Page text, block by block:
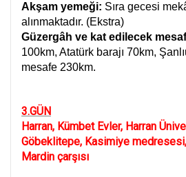
Akşam yemeği: Sıra gecesi
alınmaktadır. (Ekstra)
Güzergâh ve kat edilecek
100km, Atatürk barajı 70km,
mesafe 230km.
3.GÜN
Harran, Kümbet Evler, Harran
Göbeklitepe, Kasimiye
Mardin çarşısı